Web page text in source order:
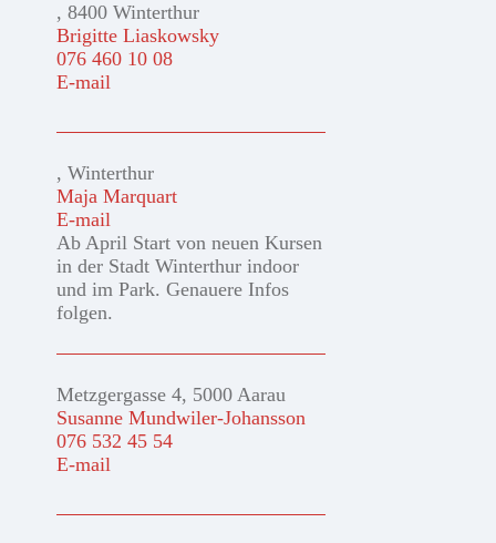
, 8400 Winterthur
Brigitte Liaskowsky
076 460 10 08
E-mail
, Winterthur
Maja Marquart
E-mail
Ab April Start von neuen Kursen
in der Stadt Winterthur indoor
und im Park. Genauere Infos
folgen.
Metzgergasse 4, 5000 Aarau
Susanne Mundwiler-Johansson
076 532 45 54
E-mail